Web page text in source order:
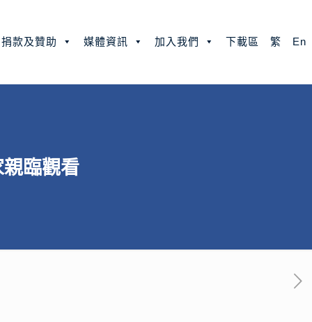
捐款及贊助 媒體資訊 加入我們 下載區 繁 En
臨觀看